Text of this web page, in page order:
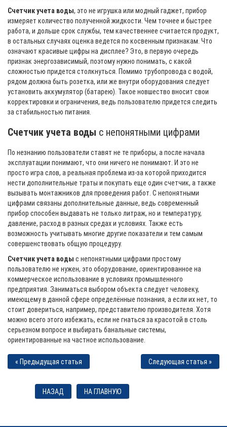
Счетчик учета воды, это не игрушка или модный гаджет, прибор
измеряет количество полученной жидкости. Чем точнее и быстрее
работа, и дольше срок службы, тем качественнее считается продукт,
в остальных случаях оценка ведется по косвенным признакам. Что
означают красивые цифры на дисплее? Это, в первую очередь
признак энергозависимый, поэтому нужно понимать, с какой
сложностью придется столкнуться. Помимо трубопровода с водой,
рядом должна быть розетка, или же внутри оборудования следует
установить аккумулятор (батарею). Такое новшество вносит свои
корректировки и ограничения, ведь пользователю придется следить
за стабильностью питания.
Счетчик учета воды с непонятными цифрами
По незнанию пользователи ставят не те приборы, а после начала
эксплуатации понимают, что они ничего не понимают. И это не
просто игра слов, а реальная проблема из-за которой приходится
нести дополнительные траты и покупать еще один счетчик, а также
вызывать монтажников для проведения работ. С непонятными
цифрами связаны дополнительные данные, ведь современный
прибор способен выдавать не только литраж, но и температуру,
давление, расход в разных средах и условиях. Также есть
возможность учитывать многие другие показатели и тем самым
совершенствовать общую процедуру.
Счетчик учета воды с непонятными цифрами простому
пользователю не нужен, это оборудование, ориентированное на
коммерческое использование в условиях промышленного
предприятия. Заниматься выбором объекта следует человеку,
имеющему в данной сфере определённые познания, а если их нет, то
стоит довериться, например, представителю производителя. Хотя
можно всего этого избежать, если не гнаться за красотой в столь
серьезном вопросе и выбирать банальные системы,
ориентированные на частное использование.
« Предыдущая статья Следующая статья »
НАЗАД НА ГЛАВНУЮ